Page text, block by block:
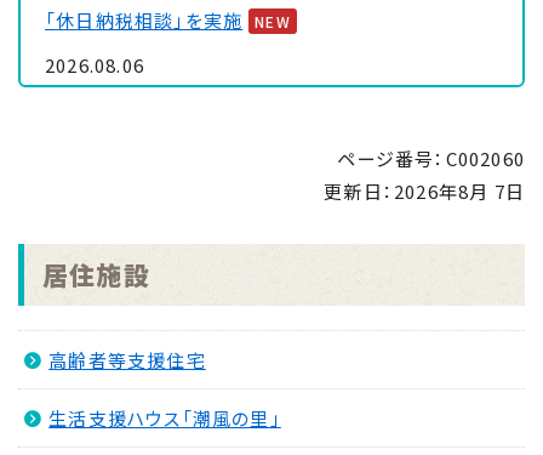
「休日納税相談」を実施
NEW
2026.08.06
「里親制度説明会 ～『里親』ってなぁに～」のお知ら
「手のひらで南さつまを」フォトコンキャンペーンを実
2026.07.31
マイナンバーカード交付休日開庁日
2026.07.30
ページ番号：C002060
更新日： 2026年8月 7日
居住施設
高齢者等支援住宅
生活支援ハウス「潮風の里」